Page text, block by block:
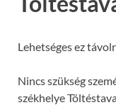
Lehetséges ez
Nincs szükség
székhelye